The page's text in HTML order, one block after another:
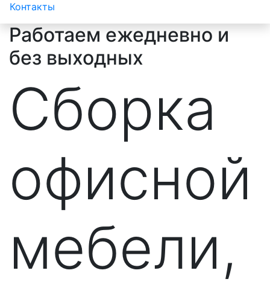
Контакты
Работаем ежедневно и
без выходных
Сборка
офисной
мебели,